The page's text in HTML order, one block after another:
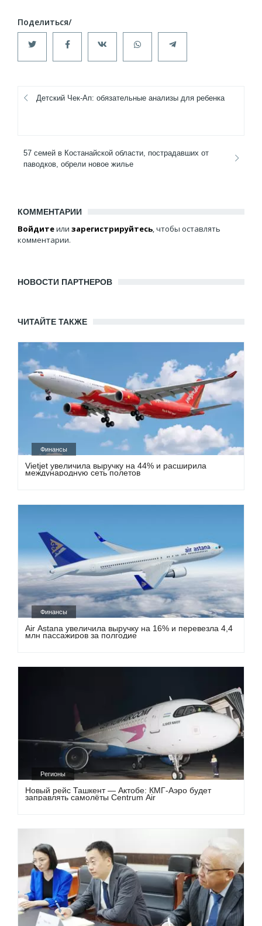
Детский Чек-Ап: обязательные анализы для ребенка
57 семей в Костанайской области, пострадавших от
паводков, обрели новое жилье
КОММЕНТАРИИ
Войдитеили зарегистрируйтесь, чтобы оставлять
комментарии.
НОВОСТИ ПАРТНЕРОВ
ЧИТАЙТЕ ТАКЖЕ
Финансы
Vietjet увеличила выручку на 44% и расширила
международную сеть полетов
Финансы
Air Astana увеличила выручку на 16% и перевезла 4,4
млн пассажиров за полгодие
Регионы
Новый рейс Ташкент — Актобе: КМГ-Аэро будет
заправлять самолёты Centrum Air